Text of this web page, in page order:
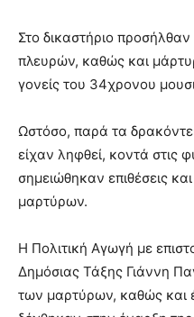
Στο δικαστήριο προσήλθαν
πλευρών, καθώς και
γονείς του 34χρονου
Ωστόσο, παρά τα
είχαν ληφθεί, κοντά στις
σημειώθηκαν επιθέσεις
μαρτύρων.
Η Πολιτική Αγωγή με
Δημόσιας Τάξης Γιάννη
των μαρτύρων, καθώς και